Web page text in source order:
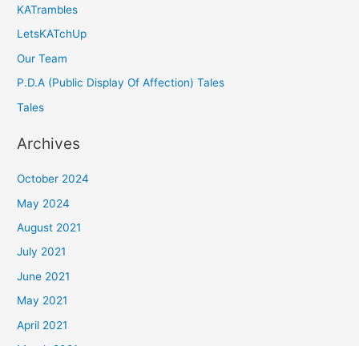
KATrambles
LetsKATchUp
Our Team
P.D.A (Public Display Of Affection) Tales
Tales
Archives
October 2024
May 2024
August 2021
July 2021
June 2021
May 2021
April 2021